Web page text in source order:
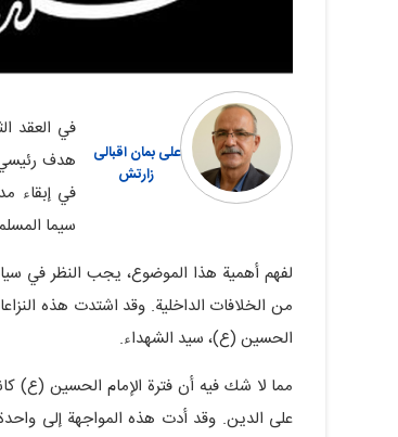
علی‏ بمان اقبالی
زارتش
هدف رئيسي
في إبقاء
سيما
لفهم أهمية هذا الموضوع، يجب النظر في
من الخلافات الداخلية. وقد اشتدت هذه
الحسين (ع)، سيد الشهداء.
مما لا شك فيه أن فترة الإمام الحسين (ع)
على الدين. وقد أدت هذه المواجهة إلى